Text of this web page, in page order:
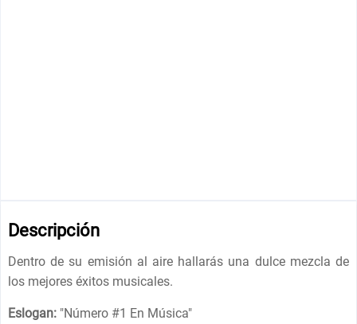
Descripción
Dentro de su emisión al aire hallarás una dulce mezcla de
los mejores éxitos musicales.
Eslogan: "Número #1 En Música"